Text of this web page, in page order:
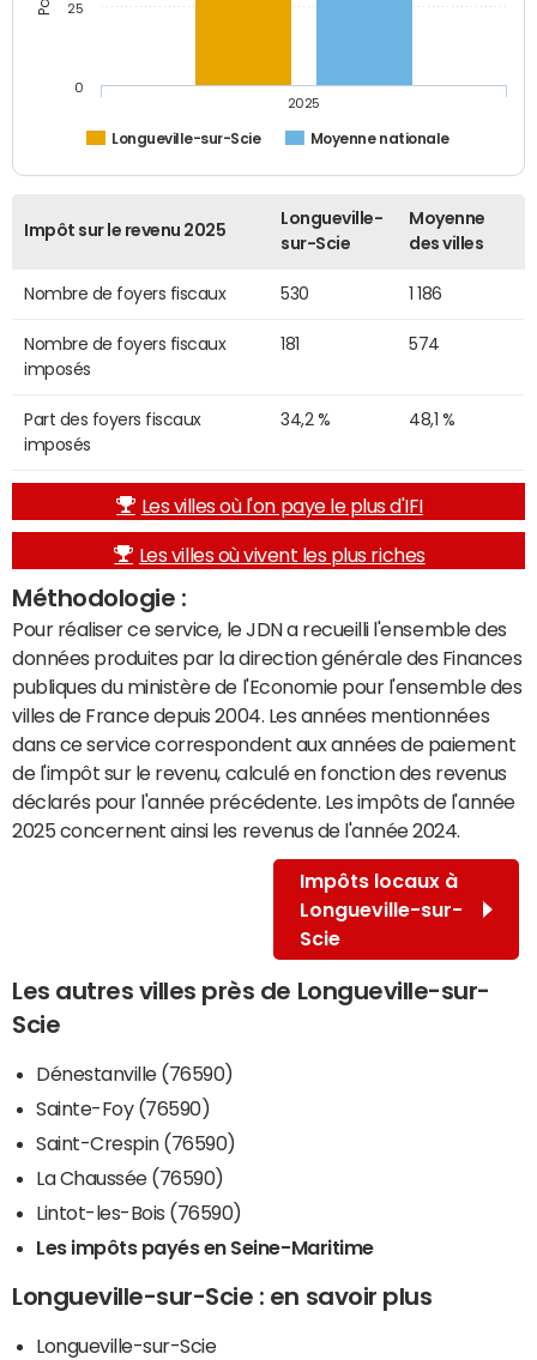
Longueville-sur-Scie Moyenne nationale
2025
0
25
Impôt sur le revenu 2025
Longueville-
sur-Scie
Moyenne
des villes
Nombre de foyers fiscaux 530 1 186
Nombre de foyers fiscaux
imposés
181 574
Part des foyers fiscaux
imposés
34,2 % 48,1 %
Les villes où l'on paye le plus d'IFI
Les villes où vivent les plus riches
Méthodologie :
Pour réaliser ce service, le JDN a recueilli l'ensemble des
données produites par la direction générale des Finances
publiques du ministère de l'Economie pour l'ensemble des
villes de France depuis 2004. Les années mentionnées
dans ce service correspondent aux années de paiement
de l'impôt sur le revenu, calculé en fonction des revenus
déclarés pour l'année précédente. Les impôts de l'année
2025 concernent ainsi les revenus de l'année 2024.
Impôts locaux à
Longueville-sur-
Scie
Les autres villes près de Longueville-sur-
Scie
Dénestanville (76590)
Sainte-Foy (76590)
Saint-Crespin (76590)
La Chaussée (76590)
Lintot-les-Bois (76590)
Les impôts payés en Seine-Maritime
Longueville-sur-Scie : en savoir plus
Longueville-sur-Scie